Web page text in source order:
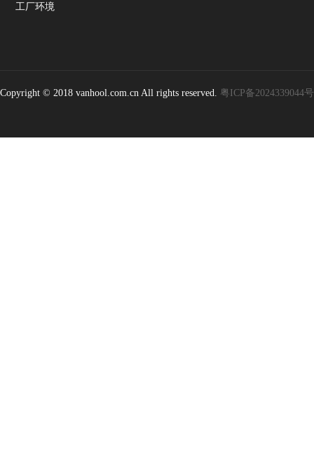
工厂环境
Copyright © 2018 vanhool.com.cn All rights reserved. 粤ICP备2024339044号